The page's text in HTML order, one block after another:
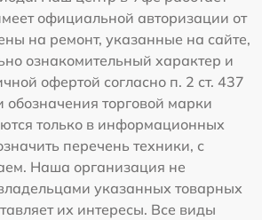
официальной авторизации от
на ремонт, указанные на сайте,
ознакомительный характер и
офертой согласно п. 2 ст. 437
торговой марки
только в информационных
перечень техники, с
Наша организация не
указанных товарных
их интересы. Все виды